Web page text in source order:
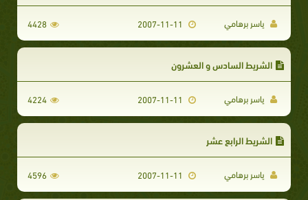
ياسر برهامي 4428
الشريط السادس و العشرون
ياسر برهامي 4224
الشريط الرابع عشر
ياسر برهامي 4596